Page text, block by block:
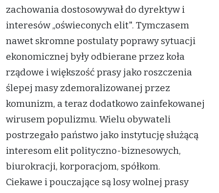
zachowania dostosowywał do dyrektyw i
interesów „oświeconych elit". Tymczasem
nawet skromne postulaty poprawy sytuacji
ekonomicznej były odbierane przez koła
rządowe i większość prasy jako roszczenia
ślepej masy zdemoralizowanej przez
komunizm, a teraz dodatkowo zainfekowanej
wirusem populizmu. Wielu obywateli
postrzegało państwo jako instytucję służącą
interesom elit polityczno-biznesowych,
biurokracji, korporacjom, spółkom.
Ciekawe i pouczające są losy wolnej prasy